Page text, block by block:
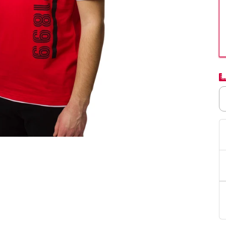
la guida
PittaRosso
Back to School 2026: la guida definitiva per il
rientro a scuola